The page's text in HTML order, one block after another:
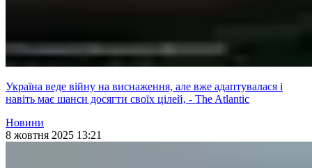
Україна веде війну на виснаження, але вже адаптувалася і
навіть має шанси досягти своїх цілей, - The Atlantic
Новини
8 жовтня 2025 13:21